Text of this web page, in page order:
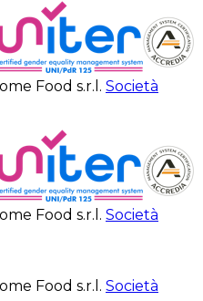
Food s.r.l. Società
Food s.r.l. Società
Food s.r.l. Società